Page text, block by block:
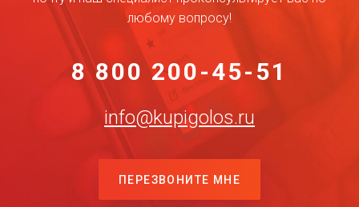
любому вопросу!
8 800 200-45-51
info@kupigolos.ru
ПЕРЕЗВОНИТЕ МНЕ